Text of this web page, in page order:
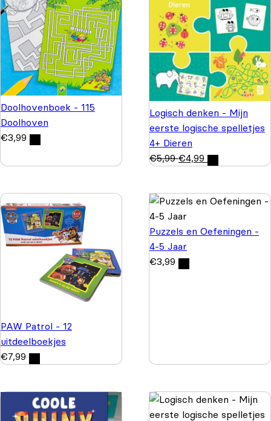
Doolhovenboek - 115
Doolhoven
€3,99
Logisch denken - Mijn
eerste logische spelletjes
4+ Dieren
€5,99 €4,99
PAW Patrol - 12
uitdeelboekjes
€7,99
Puzzels en Oefeningen -
4-5 Jaar
€3,99